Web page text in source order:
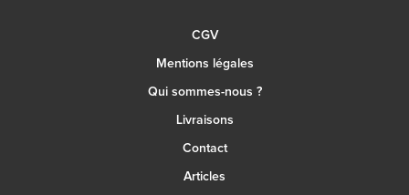
CGV
Mentions légales
Qui sommes-nous ?
Livraisons
Contact
Articles